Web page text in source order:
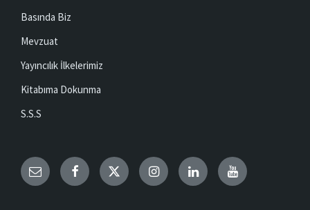
Basında Biz
Mevzuat
Yayıncılık İlkelerimiz
Kitabıma Dokunma
S.S.S
Email Facebook TwitterInstagramLinkedInYouTube